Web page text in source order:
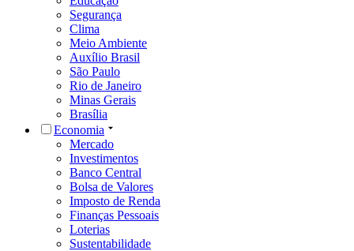
Segurança
Clima
Meio Ambiente
Auxílio Brasil
São Paulo
Rio de Janeiro
Minas Gerais
Brasília
Economia
Mercado
Investimentos
Banco Central
Bolsa de Valores
Imposto de Renda
Finanças Pessoais
Loterias
Sustentabilidade